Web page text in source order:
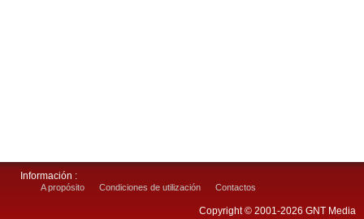
Información :
A propósito Condiciones de utilización Contactos
Copyright © 2001-2026 GNT Media